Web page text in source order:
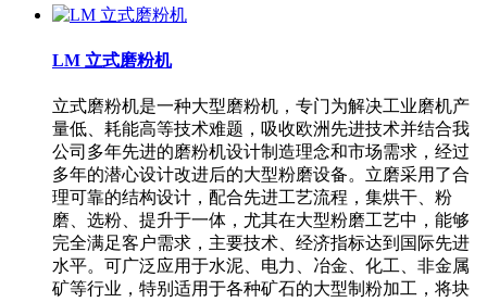
LM 立式磨粉机
立式磨粉机是一种大型磨粉机，专门为解决工业磨机产
量低、耗能高等技术难题，吸收欧洲先进技术并结合我
公司多年先进的磨粉机设计制造理念和市场需求，经过
多年的潜心设计改进后的大型粉磨设备。立磨采用了合
理可靠的结构设计，配合先进工艺流程，集烘干、粉
磨、选粉、提升于一体，尤其在大型粉磨工艺中，能够
完全满足客户需求，主要技术、经济指标达到国际先进
水平。可广泛应用于水泥、电力、冶金、化工、非金属
矿等行业，特别适用于各种矿石的大型制粉加工，将块